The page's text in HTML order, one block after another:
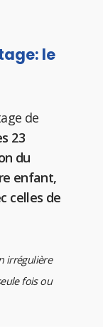
le
de
23
du
enfant,
celles de
irrégulière
fois ou